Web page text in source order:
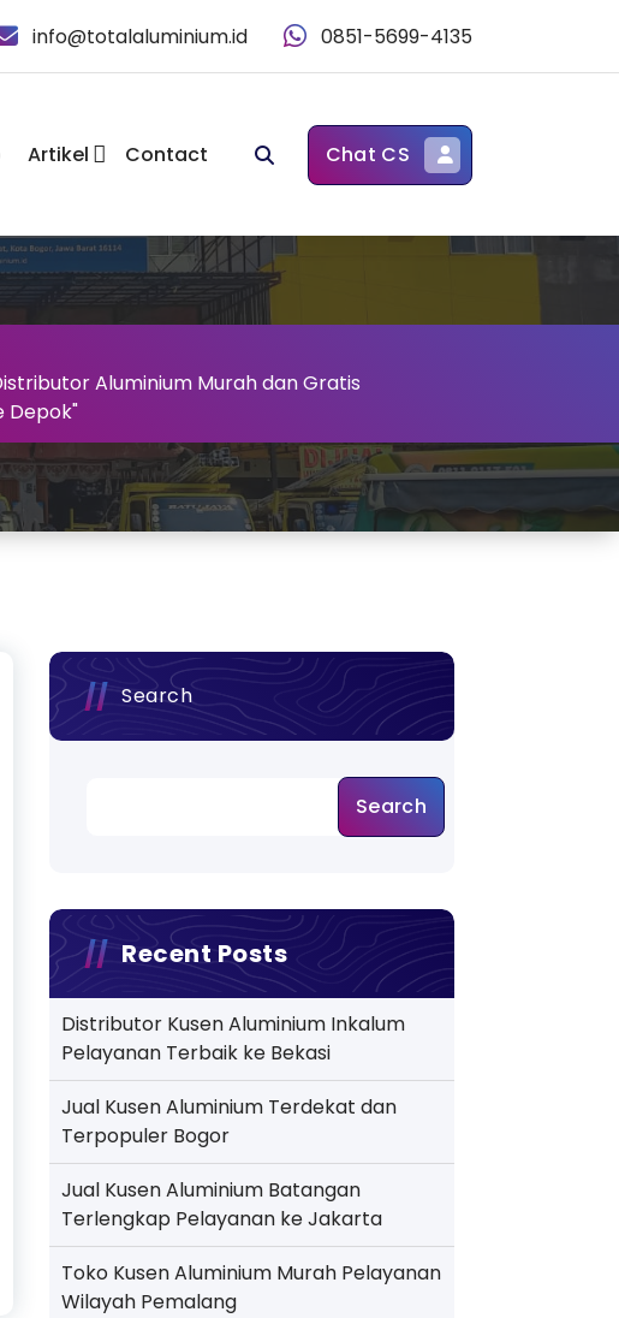
info@totalaluminium.id 0851-5699-4135
Artikel Contact Chat CS
Aluminium Murah dan Gratis
Depok"
Search
Search
Recent Posts
Distributor Kusen Aluminium Inkalum
Pelayanan Terbaik ke Bekasi
Jual Kusen Aluminium Terdekat dan
Terpopuler Bogor
Jual Kusen Aluminium Batangan
Terlengkap Pelayanan ke Jakarta
Toko Kusen Aluminium Murah Pelayanan
Wilayah Pemalang